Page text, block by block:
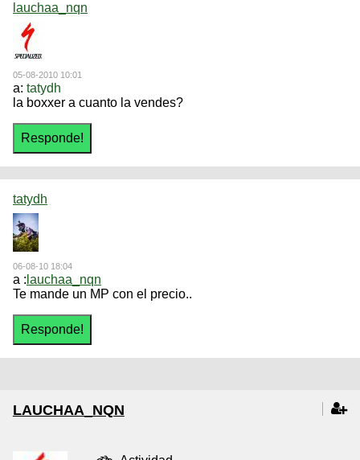
lauchaa_nqn
05-08-2010 10:01
a: tatydh
la boxxer a cuanto la vendes?
tatydh
06-08-10 18:04
a : lauchaa_nqn
Te mande un MP con el precio..
LAUCHAA_NQN